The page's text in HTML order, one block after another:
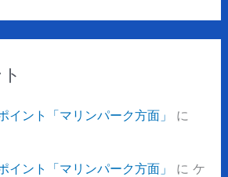
イント「マリンパーク方面」
に
イント「マリンパーク方面」
に ケ